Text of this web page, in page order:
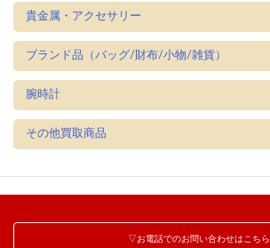
貴金属・アクセサリー
ブランド品（バッグ/財布/小物/雑貨）
腕時計
その他買取商品
▽お電話でのお問い合わせはこちら